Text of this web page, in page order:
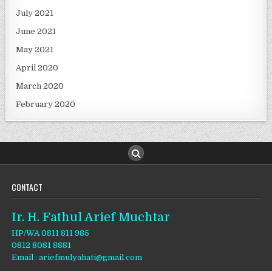
July 2021
June 2021
May 2021
April 2020
March 2020
February 2020
CONTACT
Ir. H. Fathul Arief Muchtar
HP/WA 0811 811 985
0812 8081 8881
Email : ariefmulyahati@gmail.com